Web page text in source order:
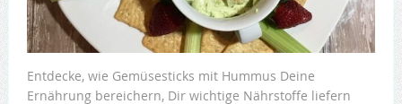
Entdecke, wie Gemüsesticks mit Hummus Deine
Ernährung bereichern, Dir wichtige Nährstoffe liefern